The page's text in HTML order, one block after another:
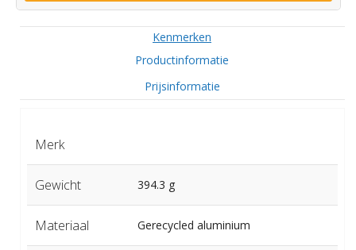
Kenmerken
Productinformatie
Prijsinformatie
Merk
Gewicht 394.3 g
Materiaal Gerecycled aluminium